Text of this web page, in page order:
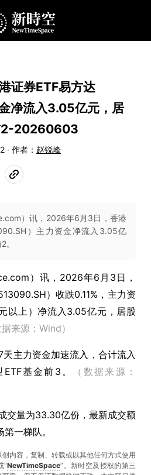
证券ETF易方达
净流入3.05亿元，居
2-20260603
作者： 赵锐峰
）讯，2026年6月3日，香港
）主力资金净流入3.05亿
。
）讯， 2026年6月3日，
）收跌0.11%，主力资
以上）净流入3.05亿元，居股
据来源：Wind）
主力资金加速流入，合计流入
基金前3。
（数据来源：
交量为33.30亿份，最新成交额
一梯队。
内容，复制、转载或以其他任何方式使用
“NewTimeSpace”。新时空及授权的第三